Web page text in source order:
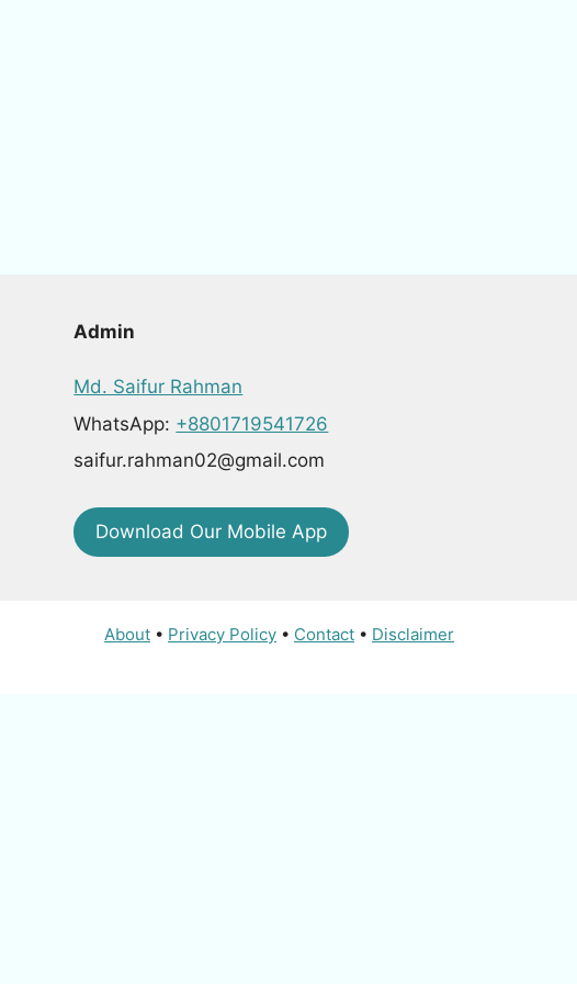
Admin
Md. Saifur Rahman
WhatsApp: +8801719541726
saifur.rahman02@gmail.com
Download Our Mobile App
About • Privacy Policy • Contact • Disclaimer